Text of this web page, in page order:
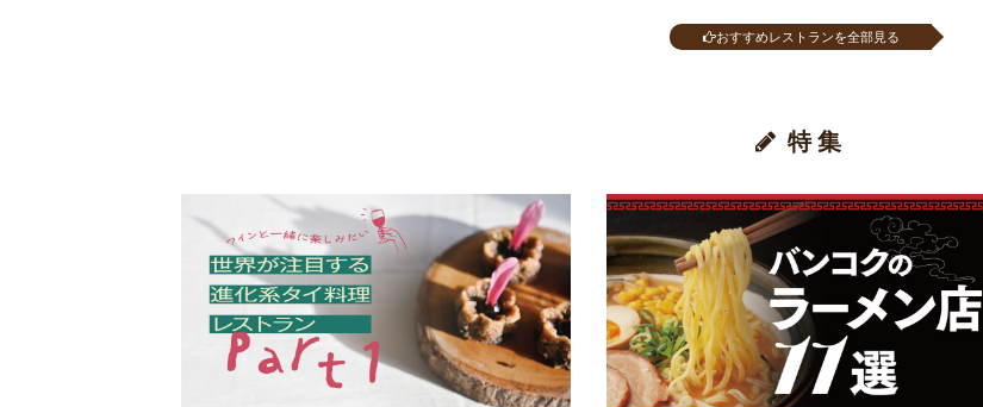
おすすめレストランを全部見る
特集